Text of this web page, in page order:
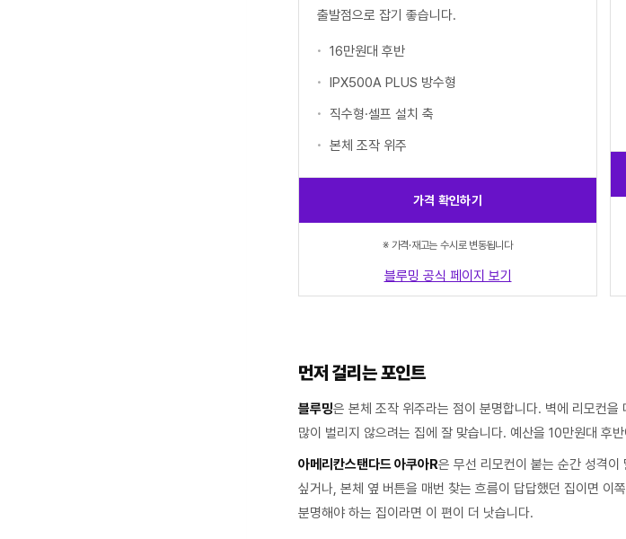
출발점으로 잡기 좋습니다.
16만원대 후반
IPX500A PLUS 방수형
직수형·셀프 설치 축
본체 조작 위주
가격 확인하기
※ 가격·재고는 수시로 변동됩니다
블루밍 공식 페이지 보기
먼저 걸리는 포인트
블루밍은 본체 조작 위주라는 점이 분명합니다. 벽에 리모컨
많이 벌리지 않으려는 집에 잘 맞습니다. 예산을 10만원대 후
아메리칸스탠다드 아쿠아R은 무선 리모컨이 붙는 순간 성격
싶거나, 본체 옆 버튼을 매번 찾는 흐름이 답답했던 집이면 이
분명해야 하는 집이라면 이 편이 더 낫습니다.